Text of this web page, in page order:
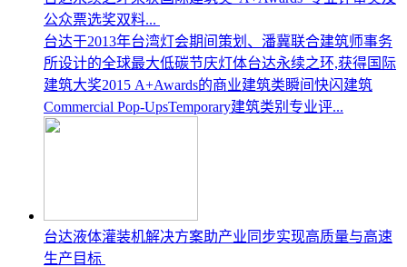
公众票选奖双料...
台达于2013年台湾灯会期间策划、潘冀联合建筑师事务
所设计的全球最大低碳节庆灯体台达永续之环,获得国际
建筑大奖2015 A+Awards的商业建筑类瞬间快闪建筑
Commercial Pop-UpsTemporary建筑类别专业评...
台达液体灌装机解决方案助产业同步实现高质量与高速
生产目标